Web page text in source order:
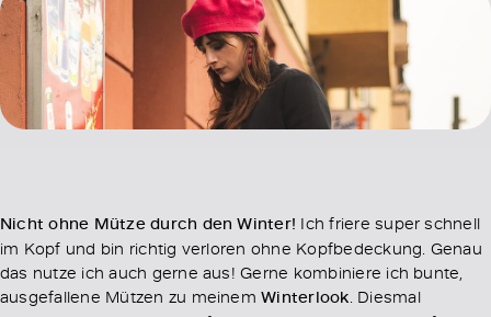
Nicht ohne Mütze durch den Winter! Ich friere super schnell
im Kopf und bin richtig verloren ohne Kopfbedeckung. Genau
das nutze ich auch gerne aus! Gerne kombiniere ich bunte,
ausgefallene Mützen zu meinemWinterlook . Diesmal